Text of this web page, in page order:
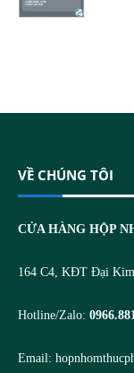
VỀ CHÚNG TÔI
CỬA HÀNG HỘP
164 C4, KĐT Đại
Hotline/Zalo:
Email: